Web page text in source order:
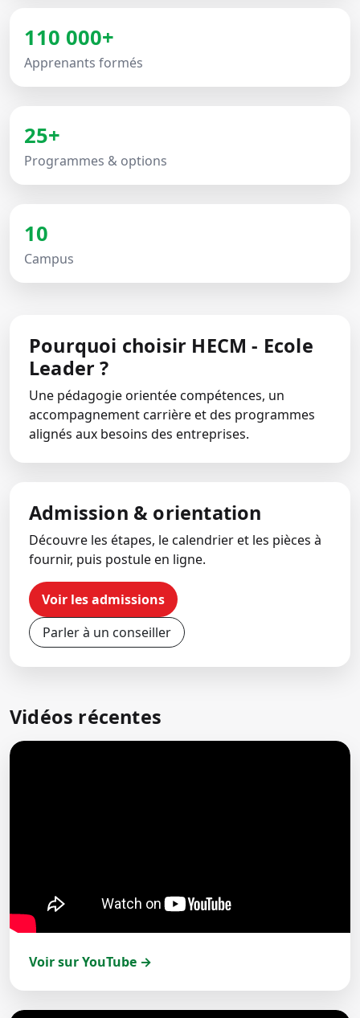
110 000+
Apprenants formés
25+
Programmes & options
10
Campus
Pourquoi choisir HECM - Ecole
Leader ?
Une pédagogie orientée compétences, un
accompagnement carrière et des programmes
alignés aux besoins des entreprises.
Admission & orientation
Découvre les étapes, le calendrier et les pièces à
fournir, puis postule en ligne.
Voir les admissions
Parler à un conseiller
Vidéos récentes
Voir sur YouTube →